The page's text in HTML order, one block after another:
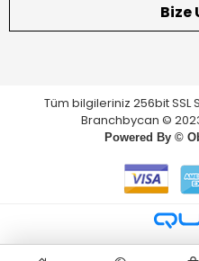
Bize
Tüm bilgileriniz 256bit SSL
Branchbycan © 2023
Powered By ©